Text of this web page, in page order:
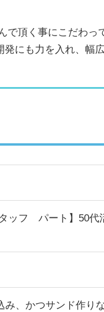
で頂く事にこだわっ
にも力を入れ、幅
タッフ パート】50
、かつサンド作り